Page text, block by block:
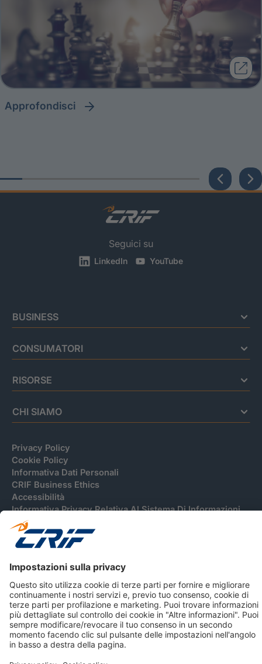
approfondisci
Seguici su
LinkedIn YouTube
BUSINESS
CONSUMATORI
RISORSE
CHI SIAMO
Privacy Policy
Cookie Policy
Informativa Dati Personali
CRIF Business Ethics
Accessibilità
Informativa Privacy Relativa Al Sistema Di Informazioni
Creditizie
© 2026 CRIF S.p.A. Tutti i diritti riservati.
Via della Beverara, 21 / 40131 Bologna / Italy Cap. Soc.
sottoscritto € 51.941.235,00 di cui versato € 51.806.190,00 |
R.E.A. n° 410952 | Reg. Impr. Bo, C.F. e P.IVA 02083271201
Società soggetta all'attività di direzione e coordinamento di
CRIBIS Holding S.r.l., Società con unico socio